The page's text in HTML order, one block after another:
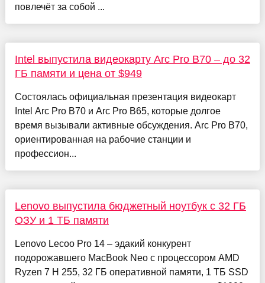
повлечёт за собой ...
Intel выпустила видеокарту Arc Pro B70 – до 32
ГБ памяти и цена от $949
Состоялась официальная презентация видеокарт
Intel Arc Pro B70 и Arc Pro B65, которые долгое
время вызывали активные обсуждения. Arc Pro B70,
ориентированная на рабочие станции и
профессион...
Lenovo выпустила бюджетный ноутбук с 32 ГБ
ОЗУ и 1 ТБ памяти
Lenovo Lecoo Pro 14 – эдакий конкурент
подорожавшего MacBook Neo с процессором AMD
Ryzen 7 H 255, 32 ГБ оперативной памяти, 1 ТБ SSD